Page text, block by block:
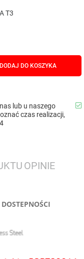
T3
DODAJ DO KOSZYKA
lub u naszego
czas realizacji,
OPINIE